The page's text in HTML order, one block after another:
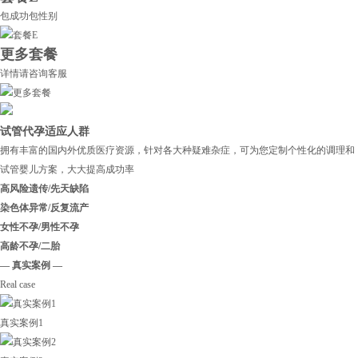
包成功包性别
更多套餐
详情请咨询客服
试管代孕适应人群
拥有丰富的国内外优质医疗资源，针对各大种疑难杂症，可为您定制个性化的调理和
试管婴儿方案，大大提高成功率
高风险遗传/先天缺陷
染色体异常/反复流产
女性不孕/男性不孕
高龄不孕/二胎
— 真实案例 —
Real case
真实案例1